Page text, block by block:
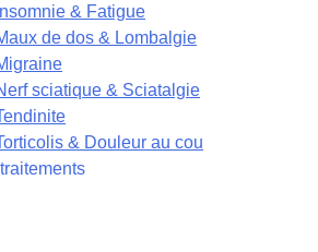
Insomnie & Fatigue
de dos & Lombalgie
sciatique & Sciatalgie
& Douleur au cou